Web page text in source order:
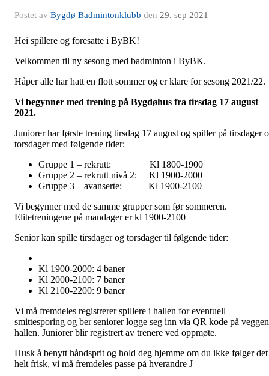
Postet av Bygdø Badmintonklubb den 29. sep 2021
Hei spillere og foresatte i ByBK!
Velkommen til ny sesong med badminton i ByBK.
Håper alle har hatt en flott sommer og er klare for sesong 2021/22.
Vi begynner med trening på Bygdøhus fra tirsdag 17 august
2021.
Juniorer har første trening tirsdag 17 august og spiller på tirsdager
torsdager med følgende tider:
Gruppe 1 – rekrutt: Kl 1800-1900
Gruppe 2 – rekrutt nivå 2: Kl 1900-2000
Gruppe 3 – avanserte: Kl 1900-2100
Vi begynner med de samme grupper som før sommeren.
Elitetreningene på mandager er kl 1900-2100
Senior kan spille tirsdager og torsdager til følgende tider:
Kl 1900-2000: 4 baner
Kl 2000-2100: 7 baner
Kl 2100-2200: 9 baner
Vi må fremdeles registrerer spillere i hallen for eventuell
smittesporing og ber seniorer logge seg inn via QR kode på
hallen. Juniorer blir registrert av trenere ved oppmøte.
Husk å benytt håndsprit og hold deg hjemme om du ikke følger det
helt frisk, vi må fremdeles passe på hverandre J